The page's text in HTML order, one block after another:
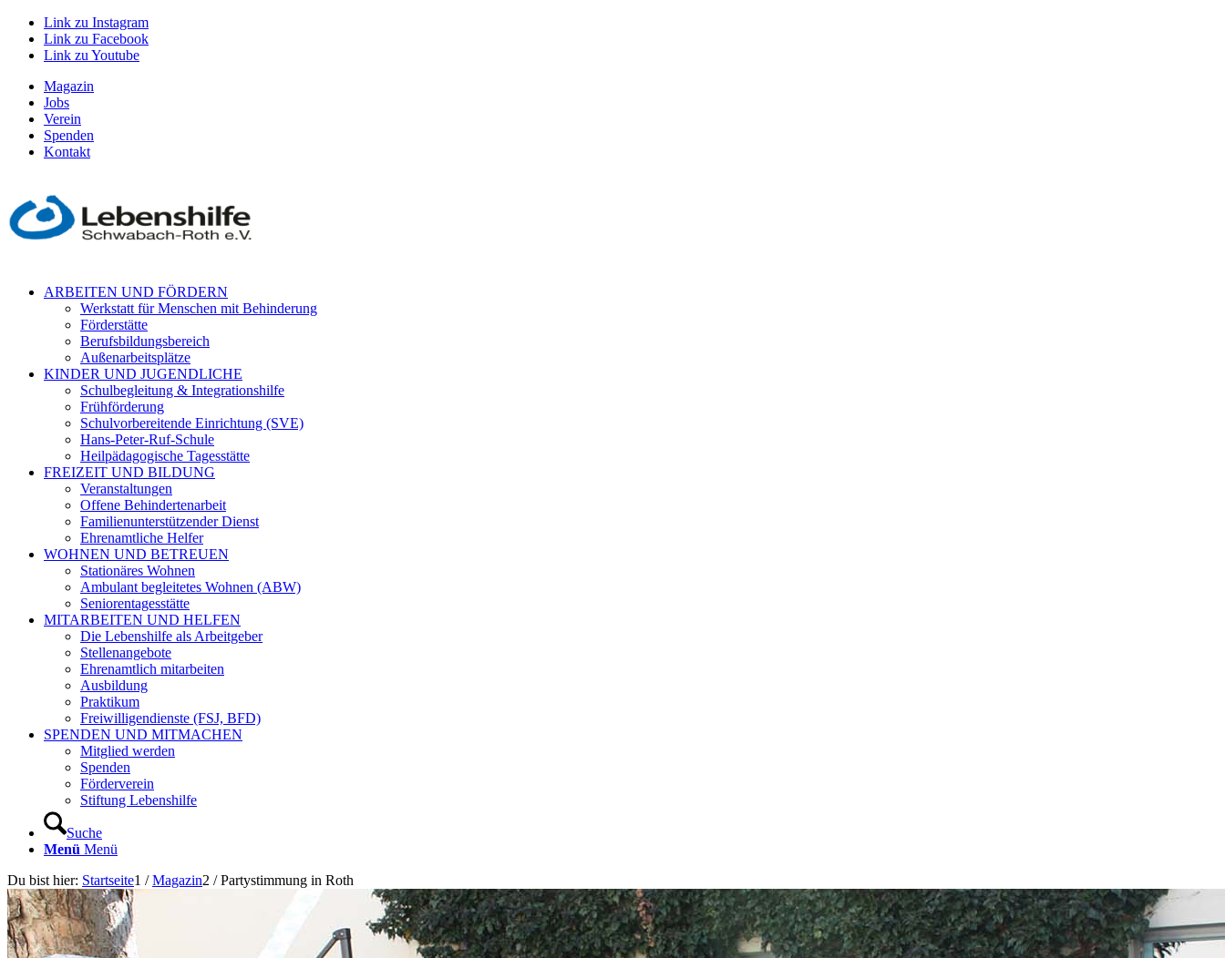
Link zu Instagram
Link zu Facebook
Link zu Youtube
Magazin
Jobs
Verein
Spenden
Kontakt
ARBEITEN UND FÖRDERN
Werkstatt für Menschen mit Behinderung
Förderstätte
Berufsbildungsbereich
Außenarbeitsplätze
KINDER UND JUGENDLICHE
Schulbegleitung & Integrationshilfe
Frühförderung
Schulvorbereitende Einrichtung (SVE)
Hans-Peter-Ruf-Schule
Heilpädagogische Tagesstätte
FREIZEIT UND BILDUNG
Veranstaltungen
Offene Behindertenarbeit
Familienunterstützender Dienst
Ehrenamtliche Helfer
WOHNEN UND BETREUEN
Stationäres Wohnen
Ambulant begleitetes Wohnen (ABW)
Seniorentagesstätte
MITARBEITEN UND HELFEN
Die Lebenshilfe als Arbeitgeber
Stellenangebote
Ehrenamtlich mitarbeiten
Ausbildung
Praktikum
Freiwilligendienste (FSJ, BFD)
SPENDEN UND MITMACHEN
Mitglied werden
Spenden
Förderverein
Stiftung Lebenshilfe
Suche
Menü Menü
Du bist hier: Startseite1 / Magazin2 / Partystimmung in Roth